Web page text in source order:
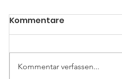
Kommentare
Kommentar verfassen...